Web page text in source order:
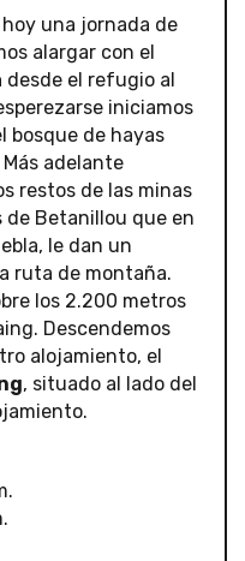
una jornada de
alargar con el
desde el refugio al
iniciamos
bosque de hayas
adelante
restos de las minas
de Betanillou que en
le dan un
ruta de montaña.
los 2.200 metros
Descendemos
alojamiento, el
, situado al lado del